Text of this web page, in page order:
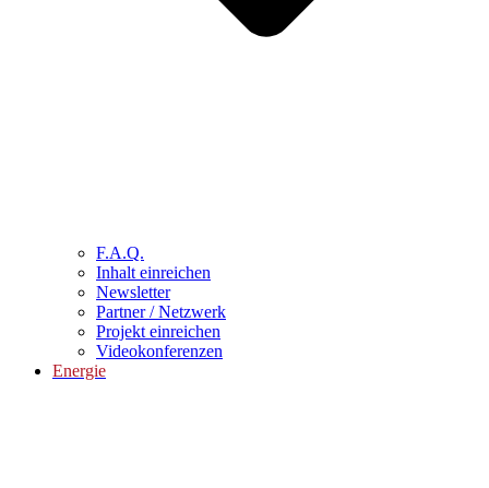
F.A.Q.
Inhalt einreichen
Newsletter
Partner / Netzwerk
Projekt einreichen
Videokonferenzen
Energie